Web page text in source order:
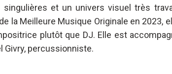
et un univers visuel très
la Meilleure Musique Originale en 2023,
plutôt que DJ. Elle est
Givry, percussionniste.